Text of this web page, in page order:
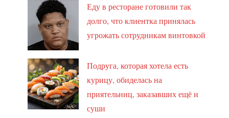
Еду в ресторане готовили так
долго, что клиентка принялась
угрожать сотрудникам винтовкой
Подруга, которая хотела есть
курицу, обиделась на
приятельниц, заказавших ещё и
суши